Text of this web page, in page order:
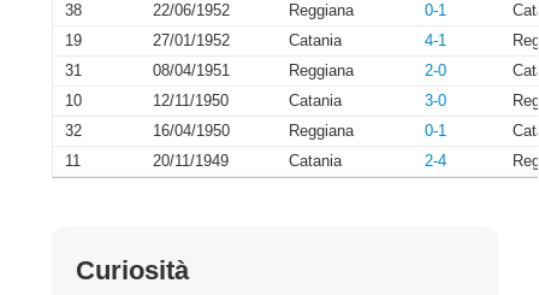
38
22/06/1952 Reggiana 0-1
19
27/01/1952 Catania 4-1
31
08/04/1951 Reggiana 2-0
10
12/11/1950 Catania 3-0
32
16/04/1950 Reggiana 0-1
11
20/11/1949 Catania 2-4
Curiosità